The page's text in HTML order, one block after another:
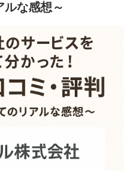
ルな感想～